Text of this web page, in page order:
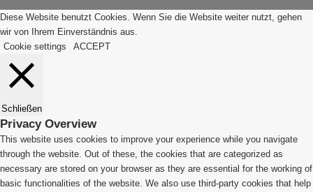
Diese Website benutzt Cookies. Wenn Sie die Website weiter nutzt, gehen
wir von Ihrem Einverständnis aus.
Cookie settings
ACCEPT
Schließen
Privacy Overview
This website uses cookies to improve your experience while you navigate
through the website. Out of these, the cookies that are categorized as
necessary are stored on your browser as they are essential for the working of
basic functionalities of the website. We also use third-party cookies that help